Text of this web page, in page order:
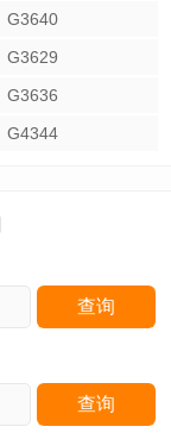
G3640
G3629
G3636
G4344